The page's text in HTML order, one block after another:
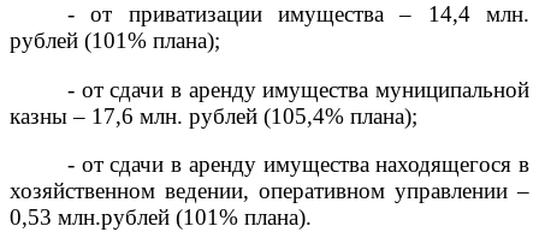
- от приватизации имущества – 14,4 млн.
рублей (101% плана);
- от сдачи в аренду имущества муниципальной
казны – 17,6 млн. рублей (105,4% плана);
- от сдачи в аренду имущества находящегося в
хозяйственном ведении, оперативном управлении –
0,53 млн.рублей (101% плана).